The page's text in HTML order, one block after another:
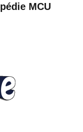
MCU